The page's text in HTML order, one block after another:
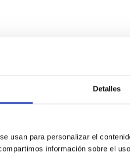
Detalles
usan para personalizar el
información sobre el